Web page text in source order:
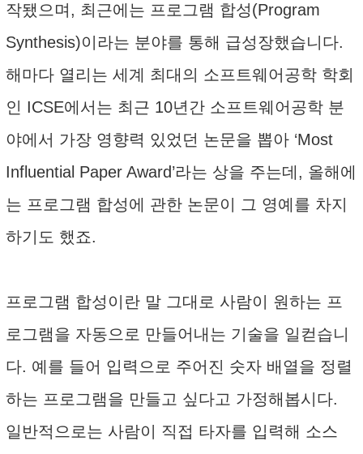
작됐으며, 최근에는 프로그램 합성(Program
Synthesis)이라는 분야를 통해 급성장했습니다.
해마다 열리는 세계 최대의 소프트웨어공학 학회
인 ICSE에서는 최근 10년간 소프트웨어공학 분
야에서 가장 영향력 있었던 논문을 뽑아 ‘Most
Influential Paper Award’라는 상을 주는데, 올해에
는 프로그램 합성에 관한 논문이 그 영예를 차지
하기도 했죠.
프로그램 합성이란 말 그대로 사람이 원하는 프
로그램을 자동으로 만들어내는 기술을 일컫습니
다. 예를 들어 입력으로 주어진 숫자 배열을 정렬
하는 프로그램을 만들고 싶다고 가정해봅시다.
일반적으로는 사람이 직접 타자를 입력해 소스